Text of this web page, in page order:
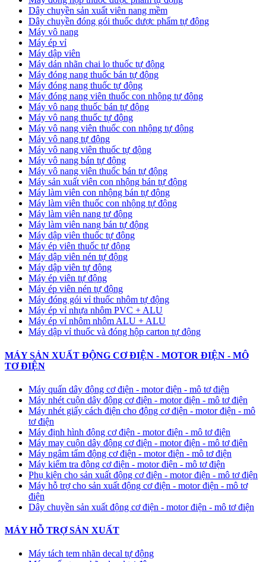
Dây chuyền sản xuất viên nang mềm
Dây chuyền đóng gói thuốc dược phẩm tự động
Máy vô nang
Máy ép vỉ
Máy dập viên
Máy dán nhãn chai lọ thuốc tự động
Máy đóng nang thuốc bán tự động
Máy đóng nang thuốc tự động
Máy đóng nang viên thuốc con nhộng tự động
Máy vô nang thuốc bán tự động
Máy vô nang thuốc tự động
Máy vô nang viên thuốc con nhộng tự động
Máy vô nang tự động
Máy vô nang viên thuốc tự động
Máy vô nang bán tự động
Máy vô nang viên thuốc bán tự động
Máy sản xuất viên con nhộng bán tự động
Máy làm viên con nhộng bán tự động
Máy làm viên thuốc con nhộng tự động
Máy làm viên nang tự động
Máy làm viên nang bán tự động
Máy dập viên thuốc tự động
​Máy ép viên thuốc tự động
​Máy dập viên nén tự động
​Máy dập viên tự động
Máy ép viên tự động
​Máy ép viên nén tự động
Máy đóng gói vỉ thuốc nhôm tự động
​Máy ép vỉ nhựa nhôm PVC + ALU
​Máy ép vỉ nhôm nhôm ALU + ALU
Máy dập vỉ thuốc và đóng hộp carton tự động
MÁY SẢN XUẤT ĐỘNG CƠ ĐIỆN - MOTOR ĐIỆN - MÔ
TƠ ĐIỆN
Máy quấn dây động cơ điện - motor điện - mô tơ điện
Máy nhét cuộn dây động cơ điện - motor điện - mô tơ điện
Máy nhét giấy cách điện cho động cơ điện - motor điện - mô
tơ điện
Máy định hình động cơ điện - motor điện - mô tơ điện
Máy may cuộn dây động cơ điện - motor điện - mô tơ điện
Máy ngâm tẩm động cơ điện - motor điện - mô tơ điện
Máy kiểm tra động cơ điện - motor điện - mô tơ điện
Phụ kiện cho sản xuất động cơ điện - motor điện - mô tơ điện
Máy hỗ trợ cho sản xuất động cơ điện - motor điện - mô tơ
điện
Dây chuyền sản xuất động cơ điện - motor điện - mô tơ điện
MÁY HỖ TRỢ SẢN XUẤT
Máy tách tem nhãn decal tự động